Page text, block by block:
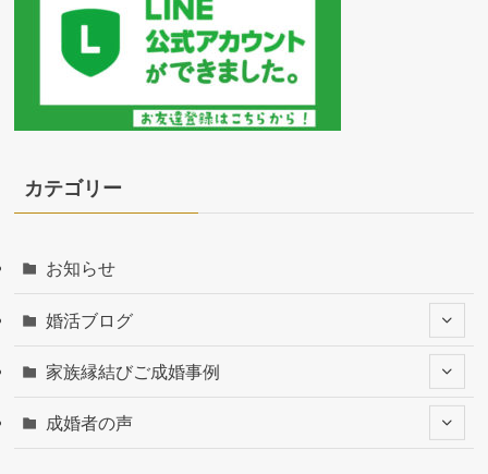
カテゴリー
お知らせ
婚活ブログ
家族縁結びご成婚事例
成婚者の声